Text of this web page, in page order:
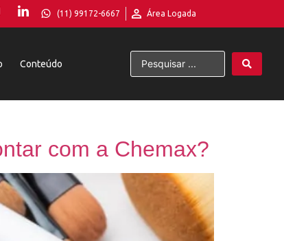
(11) 99172-6667 Área Logada
Conteúdo
com a Chemax?